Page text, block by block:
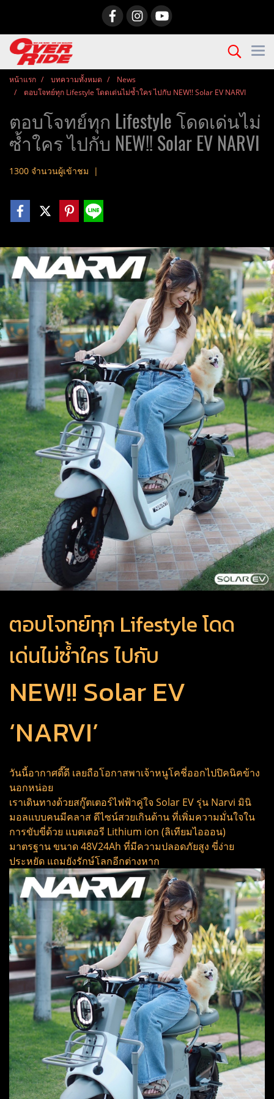
หน้าแรก บทความทั้งหมด
News
ตอบโจทย์ทุก Lifestyle โดดเด่นไม่ซ้ำใคร ไปกับ NEW!! Solar EV NARVI
ตอบโจทย์ทุก Lifestyle โดดเด่นไม่
ซ้ำใคร ไปกับ NEW!! Solar EV NARVI
1300 จำนวนผู้เข้าชม |
ตอบโจทย์ทุก Lifestyle โดด
เด่นไม่ซ้ำใคร ไปกับ
NEW!! Solar EV
‘NARVI’
วันนี้อากาศดี๊ดี เลยถือโอกาสพาเจ้าหนูโคชี่ออกไปปิคนิคข้าง
นอกหน่อย
เราเดินทางด้วยสกู๊ตเตอร์ไฟฟ้าคู่ใจ Solar EV รุ่น Narvi มินิ
มอลแบบคนมีคลาส ดีไซน์สวยเกินต้าน ที่เพิ่มความมั่นใจใน
การขับขี่ด้วย แบตเตอรี Lithium ion (ลิเทียมไอออน)
มาตรฐาน ขนาด 48V24Ah ที่มีความปลอดภัยสูง ขี่ง่าย
ประหยัด แถมยังรักษ์โลกอีกต่างหาก